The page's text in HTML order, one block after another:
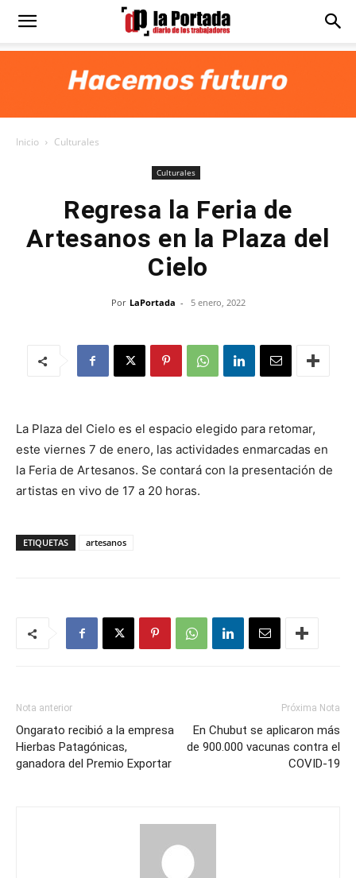
Diario
Inicio Culturales
Culturales
Regresa la Feria de
Artesanos en la Plaza del
Cielo
Por LaPortada - 5 enero, 2022
La Plaza del Cielo es el espacio elegido para retomar,
este viernes 7 de enero, las actividades enmarcadas en
la Feria de Artesanos. Se contará con la presentación de
artistas en vivo de 17 a 20 horas.
ETIQUETAS artesanos
Nota anterior
Ongarato recibió a la empresa
Hierbas Patagónicas,
ganadora del Premio Exportar
Próxima Nota
En Chubut se aplicaron más
de 900.000 vacunas contra el
COVID-19